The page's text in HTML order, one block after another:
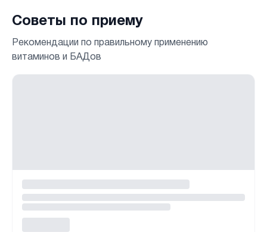
Советы по приему
Рекомендации по правильному применению
витаминов и БАДов